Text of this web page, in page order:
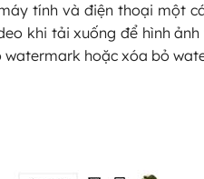
tính và điện thoại một
khi tải xuống để hình ảnh
watermark hoặc xóa bỏ